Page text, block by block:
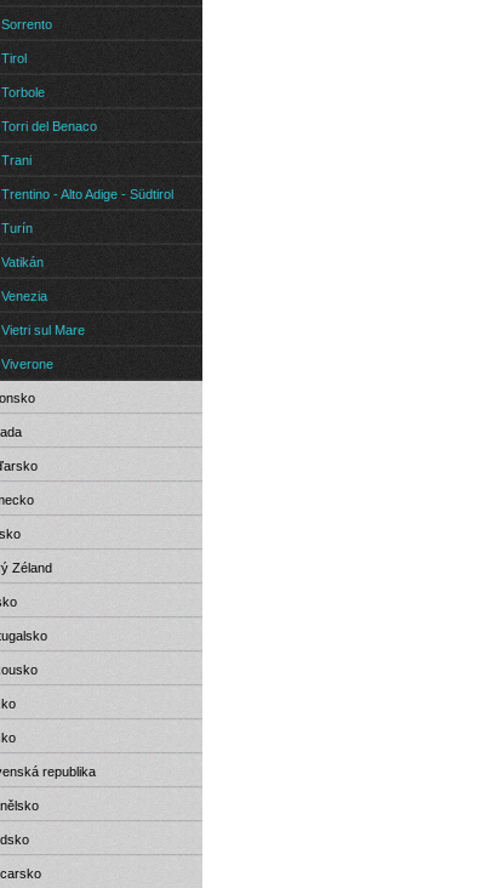
Sorrento
Tirol
Torbole
Torri del Benaco
Trani
Trentino - Alto Adige - Südtirol
Turín
Vatikán
Venezia
Vietri sul Mare
Viverone
Zéland
republika